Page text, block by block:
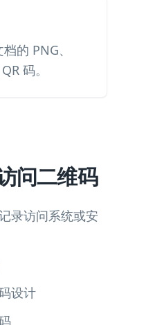
的 PNG、
码。
问二维码
录访问系统或安
设计